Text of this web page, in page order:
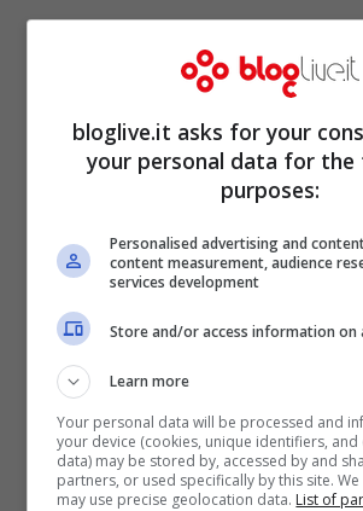
Zanardi: le
condizioni
bloglive.it asks for your
your personal data for the
purposes:
Personalised advertising and
content measurement, audience
services development
Store and/or access information on
Learn more
Your personal data will be processed and
your device (cookies, unique identifiers, and
data) may be stored by, accessed by and
partners, or used specifically by this site.
may use precise geolocation data. List of